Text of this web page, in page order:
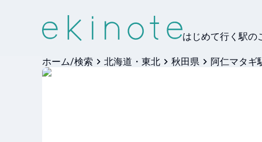
はじめて行く駅の
ホーム/検索 北海道・東北 秋田県 阿仁マタギ